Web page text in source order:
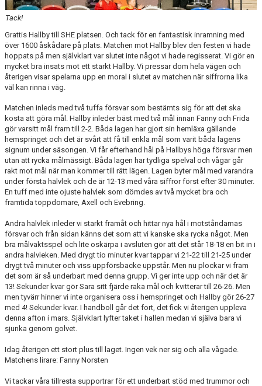
Tack!
Grattis Hallby till SHE platsen. Och tack för en fantastisk inramning med
över 1600 åskådare på plats. Matchen mot Hallby blev den festen vi hade
hoppats på men självklart var slutet inte något vi hade regisserat. Vi gör en
mycket bra insats mot ett starkt Hallby. Vi pressar dom hela vägen och
återigen visar spelarna upp en moral i slutet av matchen när siffrorna lika
väl kan rinna i väg.
Matchen inleds med två tuffa försvar som bestämts sig för att det ska
kosta att göra mål. Hallby inleder bäst med två mål innan Fanny och Frida
gör varsitt mål fram till 2-2. Båda lagen har gjort sin hemläxa gällande
hemspringet och det är svårt att få till enkla mål som varit båda lagens
signum under säsongen. Vi får efterhand hål på Hallbys höga försvar men
utan att rycka målmässigt. Båda lagen har tydliga spelval och vågar går
rakt mot mål när man kommer till rätt lägen. Lagen byter mål med varandra
under första halvlek och de är 12-13 med våra siffror först efter 30 minuter.
En tuff med inte ojuste halvlek som dömdes av två mycket bra och
framtida toppdomare, Axell och Evebring.
Andra halvlek inleder vi starkt framåt och hittar nya hål i motståndarnas
försvar och från sidan känns det som att vi kanske ska rycka något. Men
bra målvaktsspel och lite oskärpa i avsluten gör att det står 18-18 en bit in i
andra halvleken. Med drygt tio minuter kvar tappar vi 21-22 till 21-25 under
drygt två minuter och viss uppförsbacke uppstår. Men nu plockar vi fram
det som är så underbart med denna grupp. Vi ger inte upp och när det är
13! Sekunder kvar gör Sara sitt fjärde raka mål och kvitterar till 26-26. Men
men tyvärr hinner vi inte organisera oss i hemspringet och Hallby gör 26-27
med 4! Sekunder kvar. I handboll går det fort, det fick vi återigen uppleva
denna afton i mars. Självklart lyfter taket i hallen medan vi själva bara vi
sjunka genom golvet.
Idag återigen ett stort plus till laget. Ingen vek ner sig och alla vågade.
Matchens lirare: Fanny Norsten
Vi tackar våra tillresta supportrar för ett underbart stöd med trummor och